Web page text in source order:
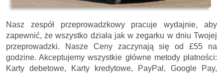
Nasz zespół przeprowadzkowy pracuje wydajnie, aby
zapewnić, że wszystko działa jak w zegarku w dniu Twojej
przeprowadzki. Nasze Ceny zaczynają się od £55 na
godzine. Akceptujemy wszystkie główne metody płatności:
Karty debetowe, Karty kredytowe, PayPal, Google Pay,